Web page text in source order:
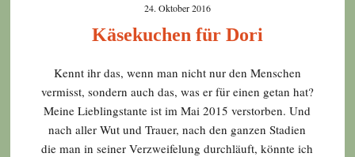
24. Oktober 2016
Käsekuchen für Dori
Kennt ihr das, wenn man nicht nur den Menschen
vermisst, sondern auch das, was er für einen getan hat?
Meine Lieblingstante ist im Mai 2015 verstorben. Und
nach aller Wut und Trauer, nach den ganzen Stadien
die man in seiner Verzweifelung durchläuft, könnte ich